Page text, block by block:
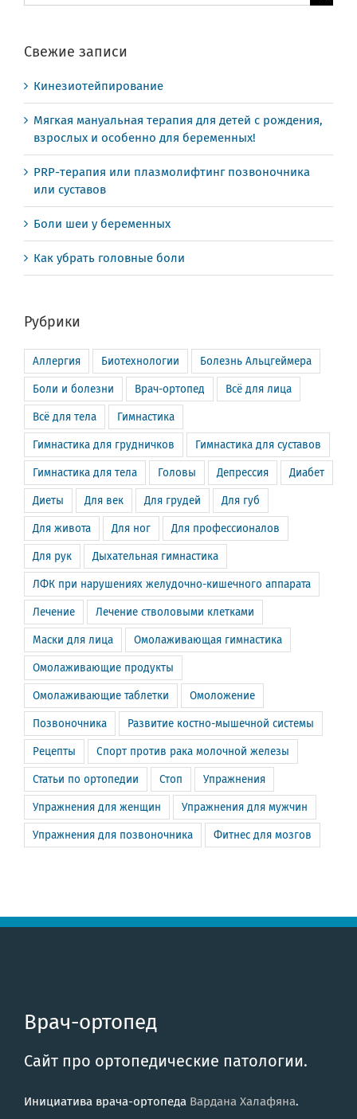
поиска:
Свежие записи
Кинезиотейпирование
Мягкая мануальная терапия для детей с рождения,
взрослых и особенно для беременных!
PRP-терапия или плазмолифтинг позвоночника
или суставов
Боли шеи у беременных
Как убрать головные боли
Рубрики
Аллергия Биотехнологии Болезнь Альцгеймера
Боли и болезни Врач-ортопед Всё для лица
Всё для тела Гимнастика
Гимнастика для грудничков Гимнастика для суставов
Гимнастика для тела Головы Депрессия Диабет
Диеты Для век Для грудей Для губ
Для живота Для ног Для профессионалов
Для рук Дыхательная гимнастика
ЛФК при нарушениях желудочно-кишечного аппарата
Лечение Лечение стволовыми клетками
Маски для лица Омолаживающая гимнастика
Омолаживающие продукты
Омолаживающие таблетки Омоложение
Позвоночника Развитие костно-мышечной системы
Рецепты Спорт против рака молочной железы
Статьи по ортопедии Стоп Упражнения
Упражнения для женщин Упражнения для мужчин
Упражнения для позвоночника Фитнес для мозгов
Врач-ортопед
Сайт про ортопедические патологии.
Инициатива врача-ортопеда Вардана Халафяна.